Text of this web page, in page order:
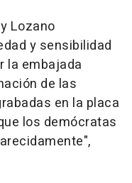
Lozano
y sensibilidad
la embajada
de las
en la placa
los demócratas